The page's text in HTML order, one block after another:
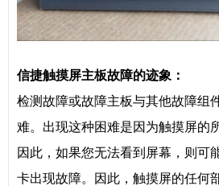
信捷触摸屏主板故障的迹象：
检测故障或故障主板与其他故障组
难。出现这种困难是因为触摸屏的
因此，如果您无法看到屏幕，则可
卡出现故障。因此，触摸屏的任何